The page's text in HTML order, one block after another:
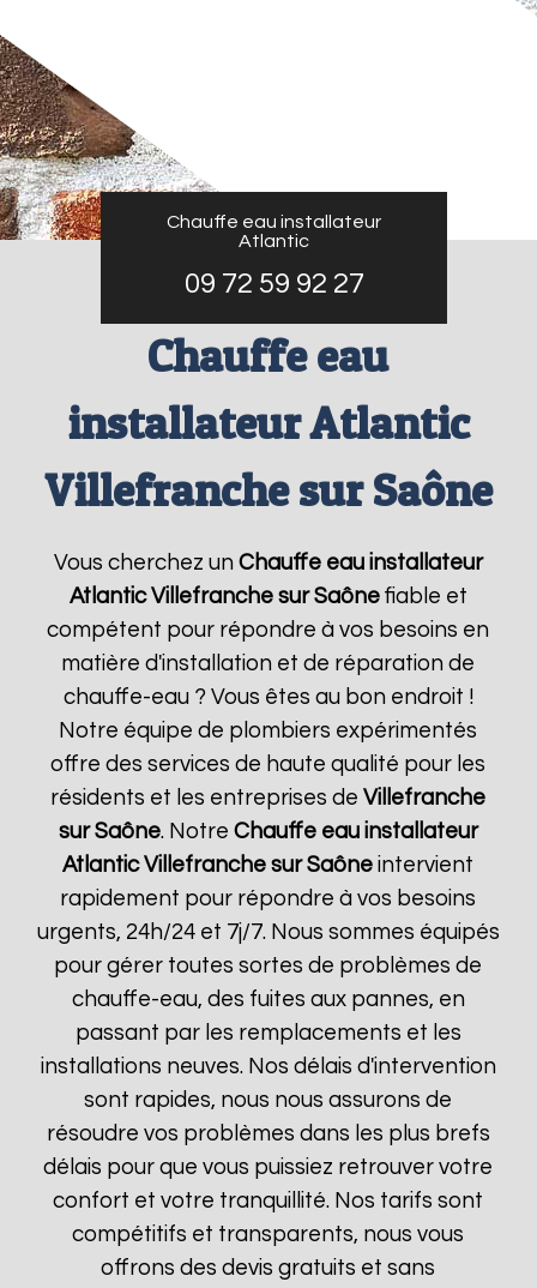
Chauffe eau installateur
Atlantic
09 72 59 92 27
Chauffe eau
installateur Atlantic
Villefranche sur Saône
Vous cherchez un Chauffe eau installateur
Atlantic Villefranche sur Saônefiable et
compétent pour répondre à vos besoins en
matière d'installation et de réparation de
chauffe-eau ? Vous êtes au bon endroit !
Notre équipe de plombiers expérimentés
offre des services de haute qualité pour les
résidents et les entreprises deVillefranche
sur Saône. Notre Chauffe eau installateur
Atlantic Villefranche sur Saône intervient
rapidement pour répondre à vos besoins
urgents, 24h/24 et 7j/7. Nous sommes équipés
pour gérer toutes sortes de problèmes de
chauffe-eau, des fuites aux pannes, en
passant par les remplacements et les
installations neuves. Nos délais d'intervention
sont rapides, nous nous assurons de
résoudre vos problèmes dans les plus brefs
délais pour que vous puissiez retrouver votre
confort et votre tranquillité. Nos tarifs sont
compétitifs et transparents, nous vous
offrons des devis gratuits et sans